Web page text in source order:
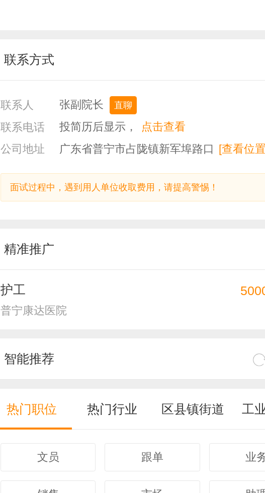
联系方式
联系人 张副院长 直聊
联系电话 投简历后显示，
点击查看
公司地址
广东省普宁市占陇镇新军埠路口 [查看位
面试过程中，遇到用人单位收取费用，请提高警惕！
精准推广
护工
普宁康达医院
智能推荐
热门职位 热门行业 区县镇街道 工
文员 跟单 业